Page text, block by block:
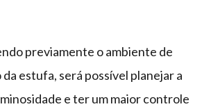
previamente o ambiente de
estufa, será possível planejar a
e ter um maior controle